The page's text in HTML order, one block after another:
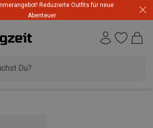
Reduzierte Outfits für neue
Abenteuer